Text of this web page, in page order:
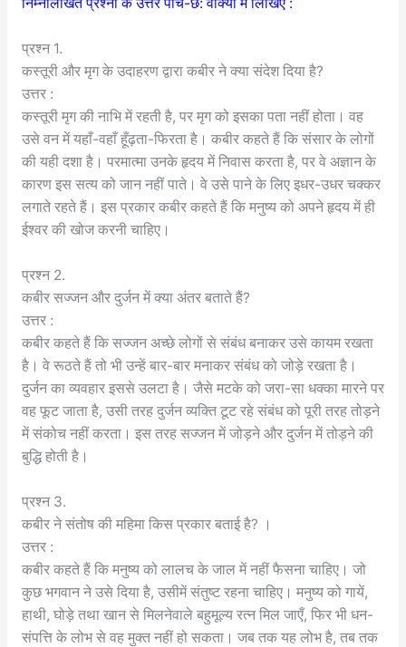
निम्नलिखित प्रश्नों के उत्तर पांच-छ: वाक्यों में लिखिए :
प्रश्न 1.
कस्तूरी और मृग के उदाहरण द्वारा कबीर ने क्या संदेश दिया है?
उत्तर :
कस्तूरी मृग की नाभि में रहती है, पर मृग को इसका पता नहीं होता। वह
उसे वन में यहाँ-वहाँ हूँढ़ता-फिरता है। कबीर कहते हैं कि संसार के लोगों
की यही दशा है। परमात्मा उनके हृदय में निवास करता है, पर वे अज्ञान के
कारण इस सत्य को जान नहीं पाते। वे उसे पाने के लिए इधर-उधर चक्कर
लगाते रहते हैं। इस प्रकार कबीर कहते हैं कि मनुष्य को अपने हृदय में ही
ईश्वर की खोज करनी चाहिए।
प्रश्न 2.
कबीर सज्जन और दुर्जन में क्या अंतर बताते हैं?
उत्तर :
कबीर कहते हैं कि सज्जन अच्छे लोगों से संबंध बनाकर उसे कायम रखता
है। वे रूठते हैं तो भी उन्हें बार-बार मनाकर संबंध को जोड़े रखता है।
दुर्जन का व्यवहार इससे उलटा है। जैसे मटके को जरा-सा धक्का मारने पर
वह फूट जाता है, उसी तरह दुर्जन व्यक्ति टूट रहे संबंध को पूरी तरह तोड़ने
में संकोच नहीं करता। इस तरह सज्जन में जोड़ने और दुर्जन में तोड़ने की
बुद्धि होती है।
प्रश्न 3.
कबीर ने संतोष की महिमा किस प्रकार बताई है? ।
उत्तर :
कबीर कहते हैं कि मनुष्य को लालच के जाल में नहीं फैसना चाहिए। जो
कुछ भगवान ने उसे दिया है, उसीमें संतुष्ट रहना चाहिए। मनुष्य को गायें,
हाथी, घोड़े तथा खान से मिलनेवाले बहुमूल्य रत्न मिल जाएँ, फिर भी धन-
संपत्ति के लोभ से वह मुक्त नहीं हो सकता। जब तक यह लोभ है, तब तक